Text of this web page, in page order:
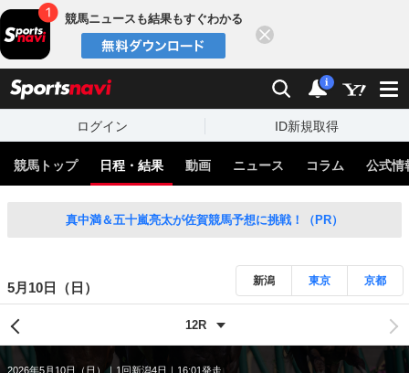
競馬ニュースも結果もすぐわかる
検索 通知
i
ログイン ID新規取得
競馬トップ 日程・結果 動画 ニュース コラム 公式情
真中満＆五十嵐亮太が佐賀競馬予想に挑戦！（PR）
5月10日（日） 新潟 東京 京都
2026年5月10日（日） 1回新潟4日 16:01発走